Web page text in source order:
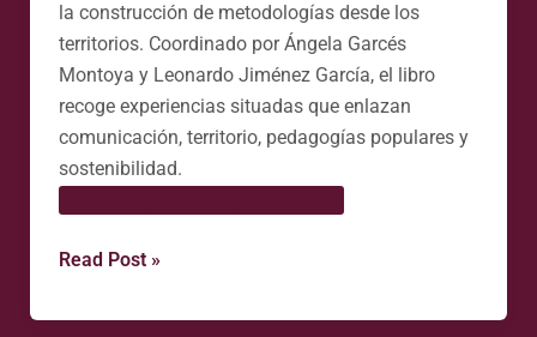
la construcción de metodologías desde los
territorios. Coordinado por Ángela Garcés
Montoya y Leonardo Jiménez García, el libro
recoge experiencias situadas que enlazan
comunicación, territorio, pedagogías populares y
sostenibilidad.
Read Post »